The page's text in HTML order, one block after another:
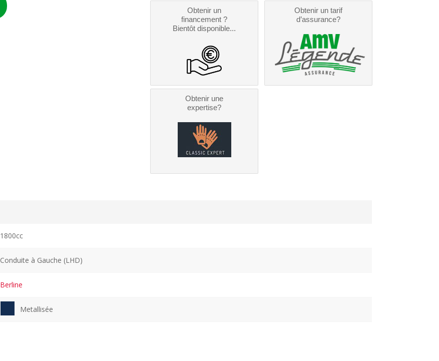
Obtenir un
financement ?
Bientôt disponible...
Obtenir un tarif
d’assurance?
Obtenir une
expertise?
1800cc
Conduite à Gauche (LHD)
Berline
Metallisée